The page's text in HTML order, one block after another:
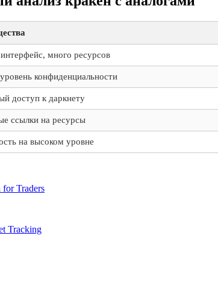
много ресурсов
конфиденциальности
доступ к даркнету
ссылки на ресурсы
на высоком уровне
for Traders
Tracking